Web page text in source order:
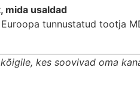
mida usaldad
tunnustatud tootja
kes soovivad oma